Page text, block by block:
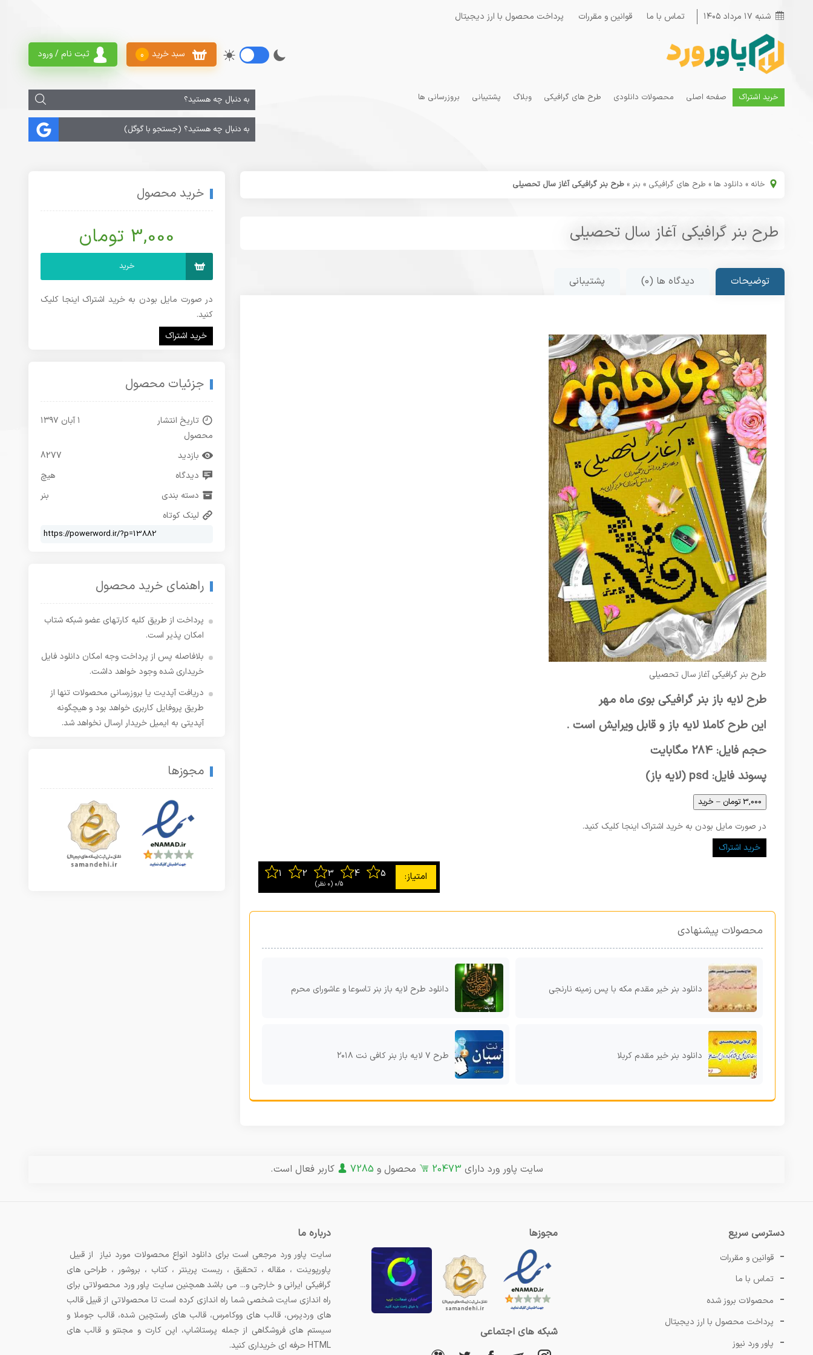
شنبه ۱۷ مرداد ۱۴۰۵ تماس با ما قوانین و مقررات پرداخت محصول با ارز دیجیتال
ثبت نام / ورود سبد خرید 0
خرید اشتراک صفحه اصلی محصولات دانلودی طرح های گرافیکی وبلاگ پشتیبانی بروزرسانی ها
خانه » دانلود ها » طرح های گرافیکی » بنر » طرح بنر گرافیکی آغاز سال تحصیلی
طرح بنر گرافیکی آغاز سال تحصیلی
توضیحات دیدگاه ها (0) پشتیبانی
طرح بنر گرافیکی آغاز سال تحصیلی
طرح لایه باز بنر گرافیکی بوی ماه مهر
این طرح کاملا لایه باز و قابل ویرایش است .
حجم فایل: 284 مگابایت
پسوند فایل: psd (لایه باز)
3,000 تومان – خرید
در صورت مایل بودن به خرید اشتراک اینجا کلیک کنید.
خرید اشتراک
0/5 ‫(0 نظر)
محصولات پیشنهادی
دانلود بنر خیر مقدم مکه با پس زمینه نارنجی دانلود طرح لایه باز بنر تاسوعا و عاشورای محرم
دانلود بنر خیر مقدم کربلا طرح ۷ لایه باز بنر کافی نت ۲۰۱۸
خرید محصول
3,000 تومان
خرید
در صورت مایل بودن به خرید اشتراک اینجا کلیک
کنید.
خرید اشتراک
جزئیات محصول
تاریخ انتشار
محصول
۱ آبان ۱۳۹۷
بازدید
8277
دیدگاه
هیچ
دسته بندی
بنر
لینک کوتاه
راهنمای خرید محصول
پرداخت از طریق کلیه کارتهای عضو شبکه شتاب
امکان پذیر است.
بلافاصله پس از پرداخت وجه امکان دانلود فایل
خریداری شده وجود خواهد داشت.
دریافت آپدیت یا بروزرسانی محصولات تنها از
طریق پروفایل کاربری خواهد بود و هیچگونه
آپدیتی به ایمیل خریدار ارسال نخواهد شد.
مجوزها
سایت پاور ورد دارای 20473 محصول و 7285 کاربر فعال است.
دسترسی سریع
قوانین و مقررات
تماس با ما
محصولات بروز شده
پرداخت محصول با ارز دیجیتال
پاور ورد نیوز
مجوزها
شبکه های اجتماعی
درباره ما
سایت پاور ورد مرجعی است برای دانلود انواع محصولات مورد نیاز از قبیل
پاورپوینت ، مقاله ، تحقیق ، ریست پرینتر ، کتاب ، بروشور ، طراحی های
گرافیکی ایرانی و خارجی و... می باشد همچنین سایت پاور ورد محصولاتی برای
راه اندازی سایت شخصی شما راه اندازی کرده است تا محصولاتی از قبیل قالب
های وردپرس، قالب های ووکامرس، قالب های راستچین شده، قالب جوملا و
سیستم های فروشگاهی از جمله پرستاشاپ، اپن کارت و مجنتو و قالب های
HTML حرفه ای خریداری کنید.